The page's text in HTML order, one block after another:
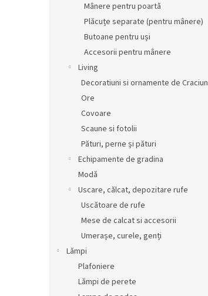
Mânere pentru poartă
Plăcuțe separate (pentru mânere)
Butoane pentru uși
Accesorii pentru mânere
Living
Decoratiuni si ornamente de Craciun
Ore
Covoare
Scaune si fotolii
Pături, perne și pături
Echipamente de gradina
Modă
Uscare, călcat, depozitare rufe
Uscătoare de rufe
Mese de calcat si accesorii
Umerașe, curele, genți
Lămpi
Plafoniere
Lămpi de perete